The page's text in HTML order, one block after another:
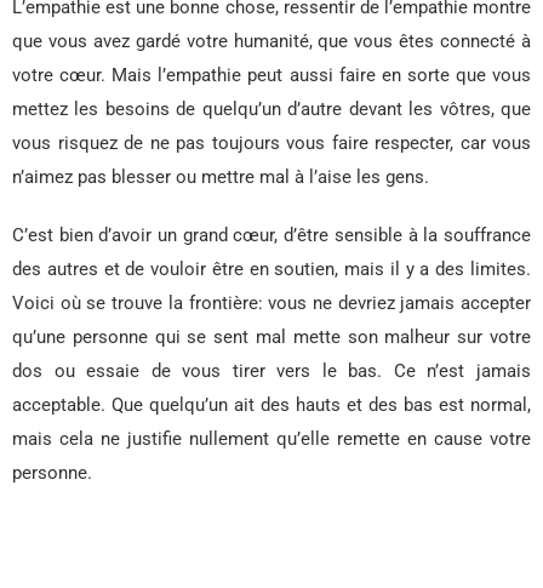
L’empathie est une bonne chose, ressentir de l’empathie montre
que vous avez gardé votre humanité, que vous êtes connecté à
votre cœur. Mais l’empathie peut aussi faire en sorte que vous
mettez les besoins de quelqu’un d’autre devant les vôtres, que
vous risquez de ne pas toujours vous faire respecter, car vous
n’aimez pas blesser ou mettre mal à l’aise les gens.
C’est bien d’avoir un grand cœur, d’être sensible à la souffrance
des autres et de vouloir être en soutien, mais il y a des limites.
Voici où se trouve la frontière: vous ne devriez jamais accepter
qu’une personne qui se sent mal mette son malheur sur votre
dos ou essaie de vous tirer vers le bas. Ce n’est jamais
acceptable. Que quelqu’un ait des hauts et des bas est normal,
mais cela ne justifie nullement qu’elle remette en cause votre
personne.